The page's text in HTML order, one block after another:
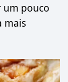
um pouco
mais